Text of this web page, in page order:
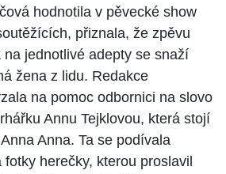
hodnotila v pěvecké show
přiznala, že zpěvu
jednotlivé adepty se snaží
žena z lidu. Redakce
na pomoc odbornici na slovo
Annu Tejklovou, která stojí
Anna. Ta se podívala
herečky, kterou proslavil